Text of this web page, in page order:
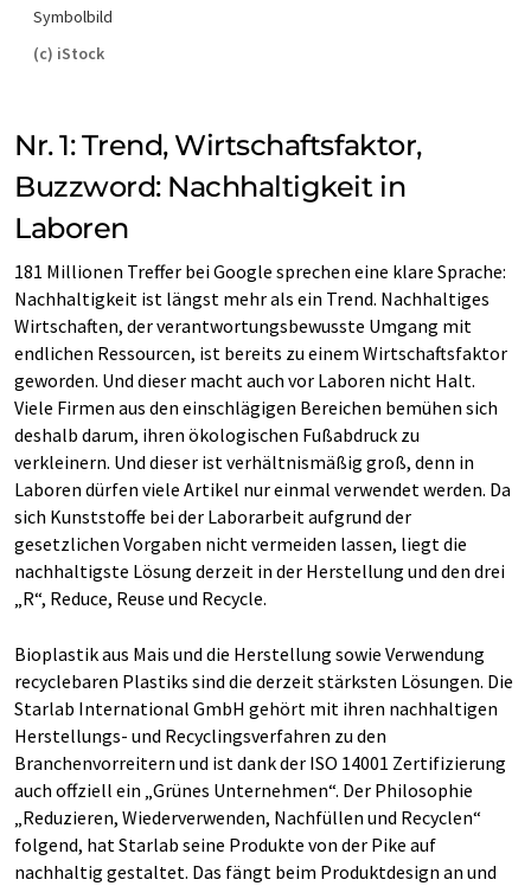
Symbolbild
(c) iStock
Nr. 1: Trend, Wirtschaftsfaktor,
Buzzword: Nachhaltigkeit in
Laboren
181 Millionen Treffer bei Google sprechen eine klare Sprache:
Nachhaltigkeit ist längst mehr als ein Trend. Nachhaltiges
Wirtschaften, der verantwortungsbewusste Umgang mit
endlichen Ressourcen, ist bereits zu einem Wirtschaftsfaktor
geworden. Und dieser macht auch vor Laboren nicht Halt.
Viele Firmen aus den einschlägigen Bereichen bemühen sich
deshalb darum, ihren ökologischen Fußabdruck zu
verkleinern. Und dieser ist verhältnismäßig groß, denn in
Laboren dürfen viele Artikel nur einmal verwendet werden. Da
sich Kunststoffe bei der Laborarbeit aufgrund der
gesetzlichen Vorgaben nicht vermeiden lassen, liegt die
nachhaltigste Lösung derzeit in der Herstellung und den drei
„R“, Reduce, Reuse und Recycle.
Bioplastik aus Mais und die Herstellung sowie Verwendung
recyclebaren Plastiks sind die derzeit stärksten Lösungen. Die
Starlab International GmbH gehört mit ihren nachhaltigen
Herstellungs- und Recyclingsverfahren zu den
Branchenvorreitern und ist dank der ISO 14001 Zertifizierung
auch offziell ein „Grünes Unternehmen“. Der Philosophie
„Reduzieren, Wiederverwenden, Nachfüllen und Recyclen“
folgend, hat Starlab seine Produkte von der Pike auf
nachhaltig gestaltet. Das fängt beim Produktdesign an und